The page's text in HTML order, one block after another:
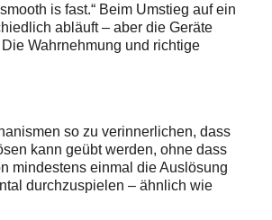
is fast.“ Beim Umstieg auf ein
abläuft – aber die Geräte
Wahrnehmung und richtige
so zu verinnerlichen, dass
kann geübt werden, ohne dass
mindestens einmal die Auslösung
durchzuspielen – ähnlich wie